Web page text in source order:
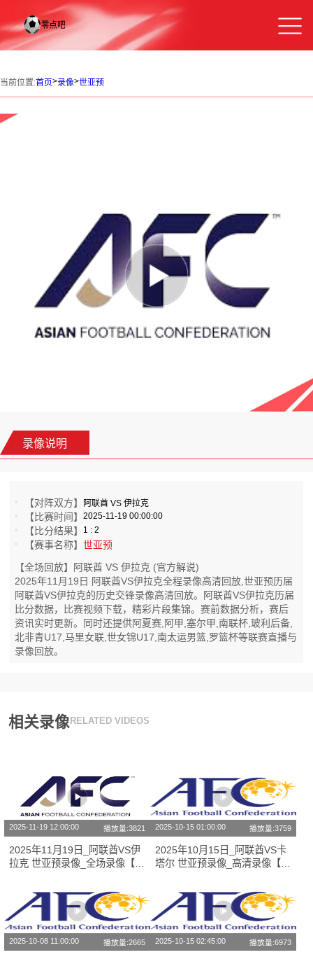
当前位置:首页>录像>世亚预
录像说明
【对阵双方】 阿联酋 VS 伊拉克
【比赛时间】2025-11-19 00:00:00
【比分结果】 1 : 2
【赛事名称】世亚预
【全场回放】阿联酋 VS 伊拉克 (官方解说)
2025年11月19日 阿联酋VS伊拉克全程录像高清回放,世亚预历届
阿联酋VS伊拉克的历史交锋录像高清回放。阿联酋VS伊拉克历届
比分数据，比赛视频下载，精彩片段集锦。赛前数据分析，赛后
资讯实时更新。同时还提供阿夏赛,阿甲,塞尔甲,南联杯,玻利后备,
北非青U17,马里女联,世女锦U17,南太运男篮,罗篮杯等联赛直播与
录像回放。
相关录像 RELATED VIDEOS
2025-11-19 12:00:00 播放量:3821
2025年11月19日_阿联酋VS伊
拉克 世亚预录像_全场录像【全
2025-10-15 01:00:00 播放量:3759
2025年10月15日_阿联酋VS卡
塔尔 世亚预录像_高清录像【全
2025-10-08 11:00:00 播放量:2665 2025-10-15 02:45:00 播放量:6973